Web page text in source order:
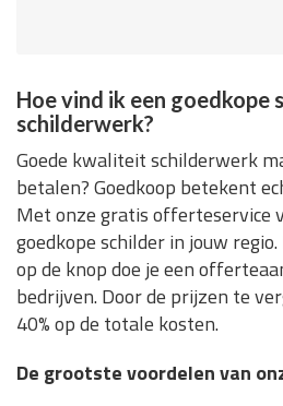
Hoe vind ik een goedkope
schilderwerk?
Goede kwaliteit schilderwerk
betalen? Goedkoop betekent
Met onze gratis offerteservice
goedkope schilder in jouw
op de knop doe je een
bedrijven. Door de prijzen te
40% op de totale kosten.
De grootste voordelen van